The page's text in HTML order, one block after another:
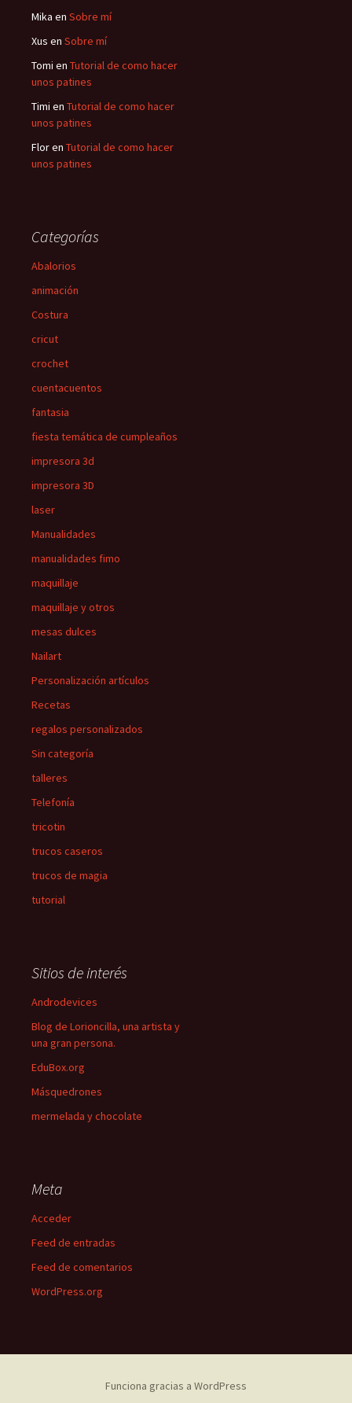
Mika en Sobre mí
Xus en Sobre mí
Tomi en Tutorial de como hacer
unos patines
Timi en Tutorial de como hacer
unos patines
Floren Tutorial de como hacer
unos patines
Categorías
Abalorios
animación
Costura
cricut
crochet
cuentacuentos
fantasia
fiesta temática de cumpleaños
impresora 3d
impresora 3D
laser
Manualidades
manualidades fimo
maquillaje
maquillaje y otros
mesas dulces
Nailart
Personalización artículos
Recetas
regalos personalizados
Sin categoría
talleres
Telefonía
tricotin
trucos caseros
trucos de magia
tutorial
Sitios de interés
Androdevices
Blog de Lorioncilla, una artista y
una gran persona.
EduBox.org
Másquedrones
mermelada y chocolate
Meta
Acceder
Feed de entradas
Feed de comentarios
WordPress.org
Funciona gracias a WordPress